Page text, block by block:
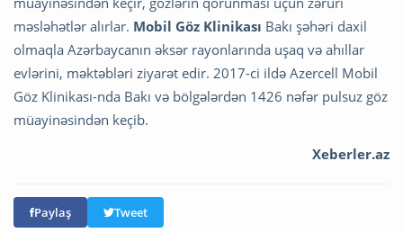
məsləhətlər alırlar. Mobil Göz Klinikası Bakı şəhəri daxil
olmaqla Azərbaycanın əksər rayonlarında uşaq və ahıllar
evlərini, məktəbləri ziyarət edir. 2017-ci ildə Azercell Mobil
Göz Klinikası-nda Bakı və bölgələrdən 1426 nəfər pulsuz göz
müayinəsindən keçib.
Xeberler.az
Paylaş Tweet